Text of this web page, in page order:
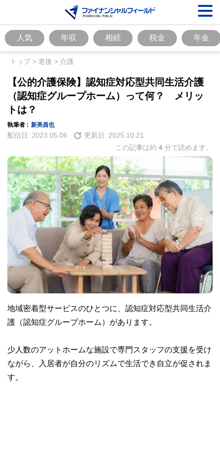
人気 年収 相続 税金 年金
トップ> 老後 > 介護
【公的介護保険】認知症対応型共同生活介護
（認知症グループホーム）って何？ メリッ
トは？
執筆者 : 新美昌也
配信日: 2023.05.06 更新日: 2025.10.21
この記事は約 4 分で読めます。
地域密着型サービスのひとつに、認知症対応型共同生活介
護（認知症グループホーム）があります。
少人数のアットホームな施設で専門スタッフの支援を受け
ながら、入居者が自分のリズムで生活でき自立が促されま
す。